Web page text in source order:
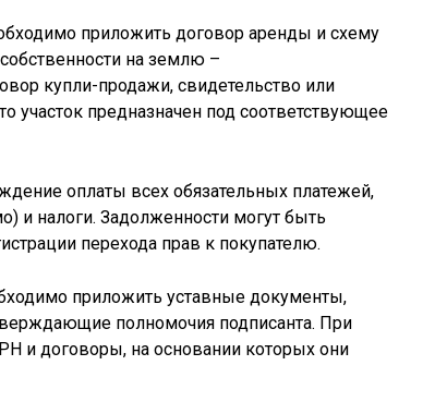
приложить договор аренды и схему
на землю –
купли-продажи, свидетельство или
предназначен под соответствующее
оплаты всех обязательных платежей,
и налоги. Задолженности могут быть
перехода прав к покупателю.
приложить уставные документы,
полномочия подписанта. При
и договоры, на основании которых они